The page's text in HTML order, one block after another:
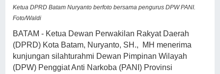
Ketua DPRD Batam Nuryanto berfoto bersama pengurus DPW PANI.
Foto/Waldi
BATAM - Ketua Dewan Perwakilan Rakyat Daerah
(DPRD) Kota Batam, Nuryanto, SH., MH menerima
kunjungan silahturahmi Dewan Pimpinan Wilayah
(DPW) Penggiat Anti Narkoba (PANI) Provinsi